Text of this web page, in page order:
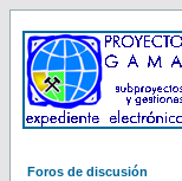
Foros de discusión